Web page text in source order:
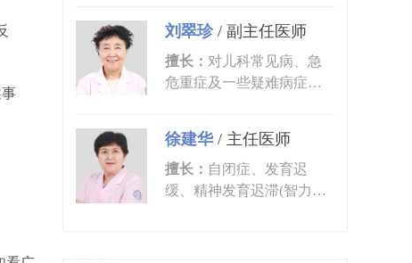
刘翠珍/ 副主任医师
擅长： 对儿科常见病、急
危重症及一些疑难病症的
徐建华/ 主任医师
擅长： 自闭症、发育迟
缓、精神发育迟滞(智力低